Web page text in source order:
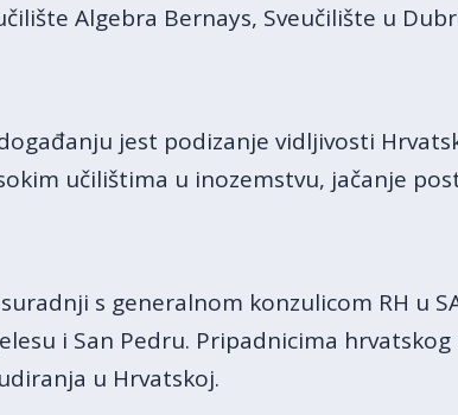
Algebra Bernays, Sveučilište u
jest podizanje vidljivosti
učilištima u inozemstvu, jačanje
s generalnom konzulicom RH u
i San Pedru. Pripadnicima
u Hrvatskoj.